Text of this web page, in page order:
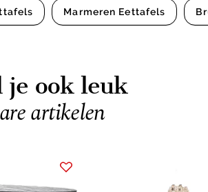
Marmeren Eettafels
ook leuk
artikelen